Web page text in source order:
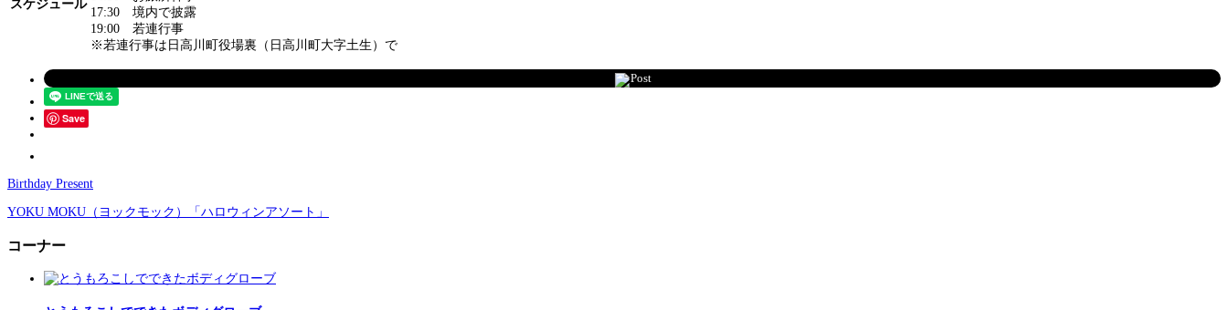
スケジュール
17:30 境内で披露
19:00 若連行事
※若連行事は日高川町役場裏（日高川町大字土生）で
Post
Save
Birthday Present
YOKU MOKU（ヨックモック）「ハロウィンアソート」
コーナー